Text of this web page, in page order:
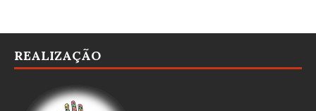
REALIZAÇÃO